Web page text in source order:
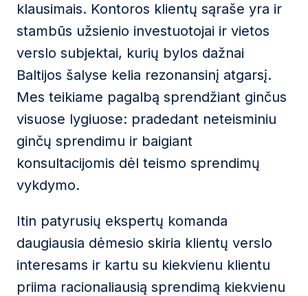
klausimais. Kontoros klientų sąraše yra ir
stambūs užsienio investuotojai ir vietos
verslo subjektai, kurių bylos dažnai
Baltijos šalyse kelia rezonansinį atgarsį.
Mes teikiame pagalbą sprendžiant ginčus
visuose lygiuose: pradedant neteisminiu
ginčų sprendimu ir baigiant
konsultacijomis dėl teismo sprendimų
vykdymo.
Itin patyrusių ekspertų komanda
daugiausia dėmesio skiria klientų verslo
interesams ir kartu su kiekvienu klientu
priima racionaliausią sprendimą kiekvienu